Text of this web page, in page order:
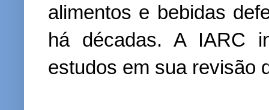
alimentos e bebidas
há décadas. A IARC
estudos em sua revisão